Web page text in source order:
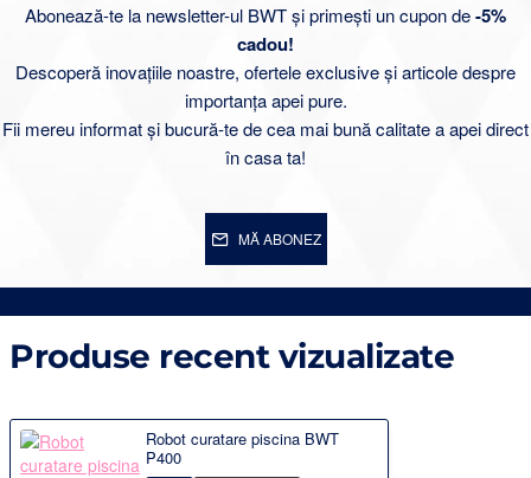
Abonează-te la newsletter-ul BWT și primești un cupon de-5%
cadou!
Descoperă inovațiile noastre, ofertele exclusive și articole despre
importanța apei pure.
Fii mereu informat și bucură-te de cea mai bună calitate a apei direct
în casa ta!
MĂ ABONEZ
Produse recent vizualizate
Robot curatare piscina BWT
P400